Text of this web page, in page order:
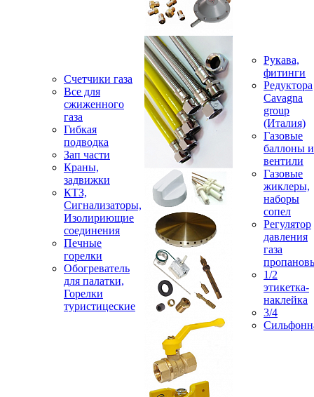
Счетчики газа
Все для
сжиженного
газа
Гибкая
подводка
Зап части
Краны,
задвижки
КТЗ,
Сигнализаторы,
Изолириющие
соединения
Печные
горелки
Обогреватель
для палатки,
Горелки
туристицеские
Рукава,
фитинги
Редуктора
Cavagna
group
(Италия)
Газовые
баллоны и
вентили
Газовые
жиклеры,
наборы
сопел
Регулятор
давления
газа
1/2
этикетка-
наклейка
3/4